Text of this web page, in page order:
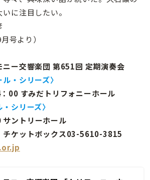
に注目したい。
号より）
ー交響楽団 第651回 定期演奏会
・シリーズ〉
00 すみだトリフォニーホール
シリーズ〉
ントリーホール
チケットボックス03-5610-3815